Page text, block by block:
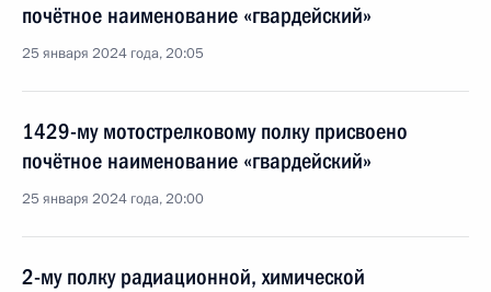
почётное наименование «гвардейский»
25 января 2024 года, 20:05
1429-му мотострелковому полку присвоено
почётное наименование «гвардейский»
25 января 2024 года, 20:00
2-му полку радиационной, химической